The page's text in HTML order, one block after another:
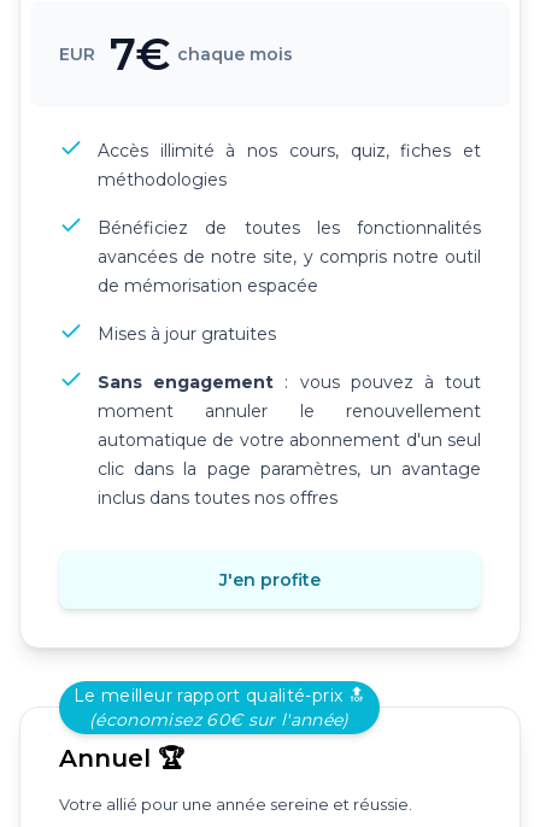
EUR 7€ chaque mois
Accès illimité à nos cours, quiz, fiches et
méthodologies
Bénéficiez de toutes les fonctionnalités
avancées de notre site, y compris notre outil
de mémorisation espacée
Mises à jour gratuites
Sans engagement : vous pouvez à tout
moment annuler le renouvellement
automatique de votre abonnement d'un seul
clic dans la page paramètres, un avantage
inclus dans toutes nos offres
J'en profite
Annuel 🏆
Le meilleur rapport qualité-prix 🔝
(économisez 60€ sur l'année)
Votre allié pour une année sereine et réussie.